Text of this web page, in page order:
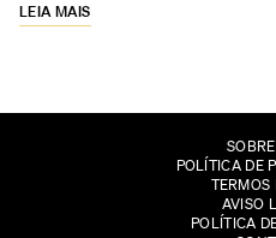
LEIA MAIS
POLÍTICA DE
TERMOS
AVISO
POLÍTICA